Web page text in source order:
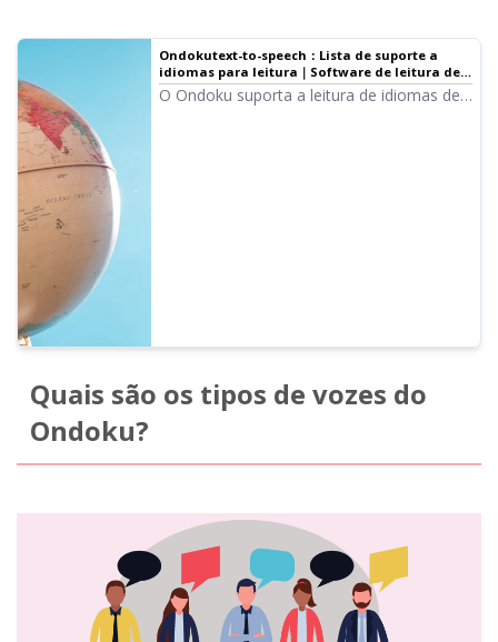
Ondokutext-to-speech：Lista de suporte a
idiomas para leitura｜Software de leitura de
texto Ondoku
O Ondoku suporta a leitura de idiomas de
Quais são os tipos de vozes do
Ondoku?